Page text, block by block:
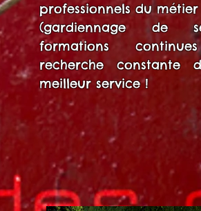
professionnels du
(gardiennage de
formations
recherche constante
meilleur service !